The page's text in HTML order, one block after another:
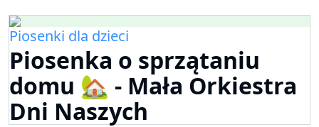
Piosenki dla dzieci
Piosenka o sprzątaniu
domu 🏡 - Mała Orkiestra
Dni Naszych